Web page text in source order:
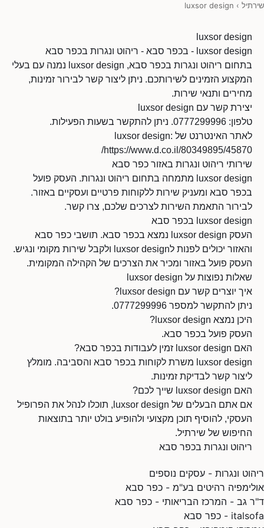
שירתיל ›
luxsor design
luxsor design
luxsor design - בכפר סבא - ריהוט ונגרות בכפר סבא
בתחום ריהוט ונגרות בכפר סבא, luxsor design נמנה עם בעלי
המקצוע הזמינים לשירותכם. ניתן ליצור קשר לבירור זמינות,
מחירים ותנאי שירות.
יצירת קשר עם luxsor design
טלפון: 0777299996. ניתן להתקשר בשעות הפעילות.
לאתר האינטרנט של luxsor design:
https://www.d.co.il/80349895/45870/
שירותי ריהוט ונגרות באזור כפר סבא
luxsor design מתמחה בתחום ריהוט ונגרות. העסק פועל
בכפר סבא ומעניק שירות ללקוחות פרטיים ועסקיים באזור.
לבירור התאמת השירות לצרכים שלכם, צרו קשר.
luxsor design בכפר סבא
העסק luxsor design נמצא בכפר סבא. תושבי כפר סבא
והאזור יכולים לפנות לluxsor design ולקבל שירות מקומי ונגיש.
העסק פועל באזור ומכיר את הצרכים של הקהילה המקומית.
שאלות נפוצות על luxsor design
איך יוצרים קשר עם luxsor design?
ניתן להתקשר למספר 0777299996.
היכן נמצא luxsor design?
העסק פועל בכפר סבא.
האם luxsor design זמין לעבודות בכפר סבא?
luxsor design משרת לקוחות בכפר סבא והסביבה. מומלץ
ליצור קשר לבדיקת זמינות.
האם luxsor design שייך לכם?
אם אתם הבעלים של luxsor design, תוכלו לנהל את הפרופיל
העסקי, להוסיף תוכן מקצועי ולהופיע בולט יותר בתוצאות
החיפוש של שירתיל.
ריהוט ונגרות בכפר סבא
ריהוט ונגרות - עסקים נוספים
אולימפיה רהיטים בע"מ - כפר סבא
ד"ר גב - המרכז הבריאותי - כפר סבא
italsofa - כפר סבא